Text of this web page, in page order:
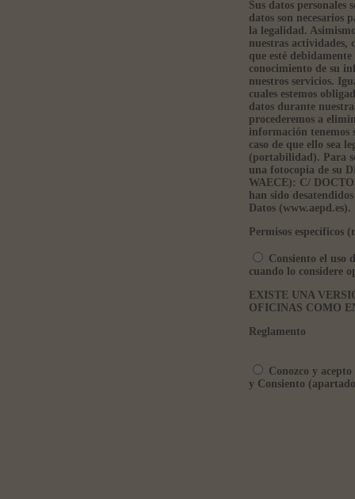
Sus datos personales
datos son necesarios
la legalidad.
nuestras actividades,
que esté
conocimiento de su
nuestros servicios.
cuales estemos
datos durante
procederemos a
información tenemos
caso de que ello sea
(portabilidad). Para
una fotocopia de su
WAECE): C/
han sido
Datos (www.aepd.es).
Permisos
Consiento el uso
cuando lo considere
EXISTE UNA
OFICINAS COMO
Reglamento
Conozco y
y Consiento